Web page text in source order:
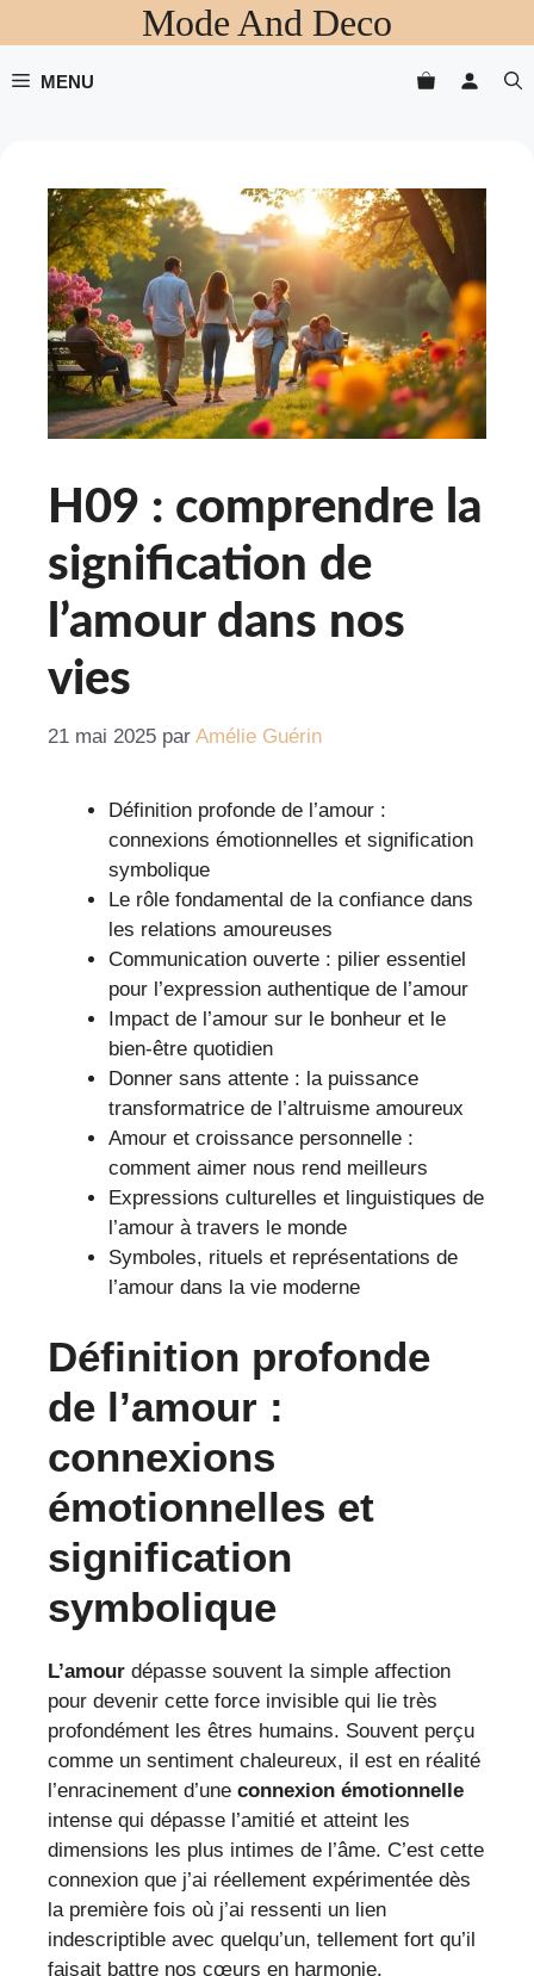
au
contenu
Mode And Deco
MENU
H09 : comprendre la
signification de
l’amour dans nos
vies
21 mai 2025 par Amélie Guérin
Définition profonde de l’amour :
connexions émotionnelles et signification
symbolique
Le rôle fondamental de la confiance dans
les relations amoureuses
Communication ouverte : pilier essentiel
pour l’expression authentique de l’amour
Impact de l’amour sur le bonheur et le
bien-être quotidien
Donner sans attente : la puissance
transformatrice de l’altruisme amoureux
Amour et croissance personnelle :
comment aimer nous rend meilleurs
Expressions culturelles et linguistiques de
l’amour à travers le monde
Symboles, rituels et représentations de
l’amour dans la vie moderne
Définition profonde
de l’amour :
connexions
émotionnelles et
signification
symbolique
L’amour dépasse souvent la simple affection
pour devenir cette force invisible qui lie très
profondément les êtres humains. Souvent perçu
comme un sentiment chaleureux, il est en réalité
l’enracinement d’une connexion émotionnelle
intense qui dépasse l’amitié et atteint les
dimensions les plus intimes de l’âme. C’est cette
connexion que j’ai réellement expérimentée dès
la première fois où j’ai ressenti un lien
indescriptible avec quelqu’un, tellement fort qu’il
faisait battre nos cœurs en harmonie.